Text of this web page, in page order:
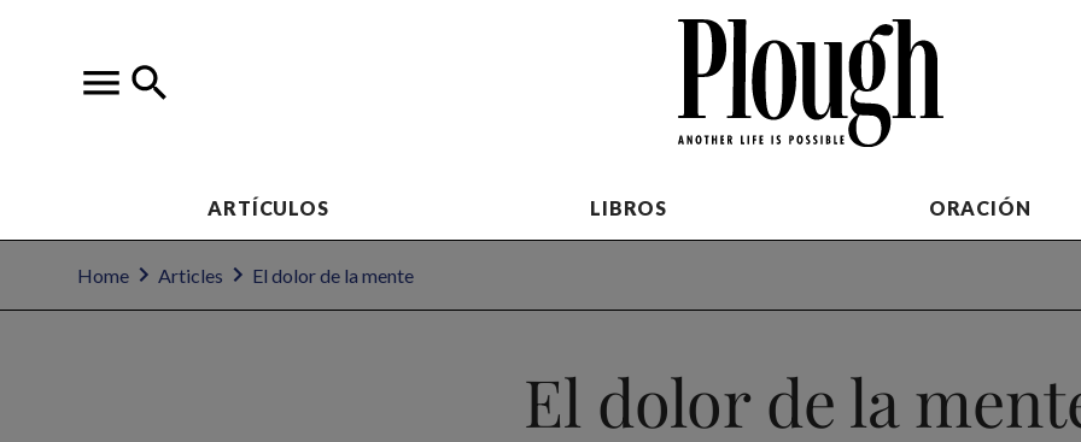
ARTÍCULOS LIBROS ORACIÓN
Home Articles El dolor de la mente
El dolor de la